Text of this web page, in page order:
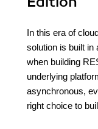
In this era of
solution is built in
when building
underlying
asynchronous,
right choice to